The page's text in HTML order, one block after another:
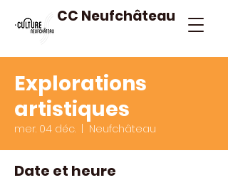
CC Neufchâteau
Explorations
artistiques
mer. 04 déc. Neufchâteau
Date et heure